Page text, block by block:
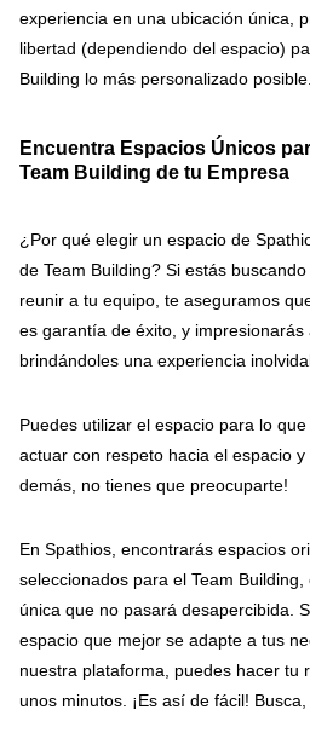
experiencia en una ubicación única,
libertad (dependiendo del espacio)
Building lo más personalizado posible.
Encuentra Espacios Únicos
Team Building de tu Empresa
¿Por qué elegir un espacio de
de Team Building? Si estás
reunir a tu equipo, te aseguramos
es garantía de éxito, y impresionarás
brindándoles una experiencia
Puedes utilizar el espacio para lo
actuar con respeto hacia el espacio
demás, no tienes que preocuparte!
En Spathios, encontrarás espacios
seleccionados para el Team
única que no pasará desapercibida.
espacio que mejor se adapte a tus
nuestra plataforma, puedes hacer tu
unos minutos. ¡Es así de fácil!